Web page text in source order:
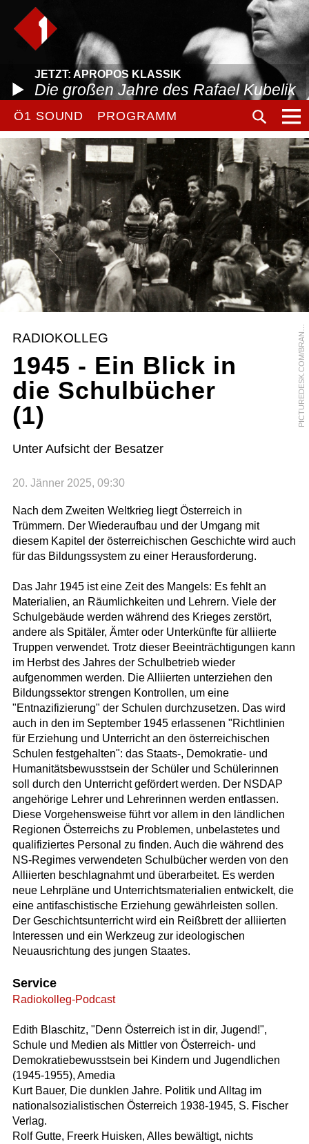
JETZT: APROPOS KLASSIK
Die großen Jahre des Rafael Kubelik
Ö1 SOUND PROGRAMM
P
I
C
T
U
R
E
D
E
S
K
.
C
O
M
/
B
R
A
N
D
S
T
A
E
T
T
E
R
I
M
A
G
E
S
/
V
O
T
A
V
A
RADIOKOLLEG
1945 - Ein Blick in
die Schulbücher
(1)
Unter Aufsicht der Besatzer
20. Jänner 2025, 09:30
Nach dem Zweiten Weltkrieg liegt Österreich in
Trümmern. Der Wiederaufbau und der Umgang mit
diesem Kapitel der österreichischen Geschichte wird auch
für das Bildungssystem zu einer Herausforderung.
Das Jahr 1945 ist eine Zeit des Mangels: Es fehlt an
Materialien, an Räumlichkeiten und Lehrern. Viele der
Schulgebäude werden während des Krieges zerstört,
andere als Spitäler, Ämter oder Unterkünfte für alliierte
Truppen verwendet. Trotz dieser Beeinträchtigungen kann
im Herbst des Jahres der Schulbetrieb wieder
aufgenommen werden. Die Alliierten unterziehen den
Bildungssektor strengen Kontrollen, um eine
"Entnazifizierung" der Schulen durchzusetzen. Das wird
auch in den im September 1945 erlassenen "Richtlinien
für Erziehung und Unterricht an den österreichischen
Schulen festgehalten": das Staats-, Demokratie- und
Humanitätsbewusstsein der Schüler und Schülerinnen
soll durch den Unterricht gefördert werden. Der NSDAP
angehörige Lehrer und Lehrerinnen werden entlassen.
Diese Vorgehensweise führt vor allem in den ländlichen
Regionen Österreichs zu Problemen, unbelastetes und
qualifiziertes Personal zu finden. Auch die während des
NS-Regimes verwendeten Schulbücher werden von den
Alliierten beschlagnahmt und überarbeitet. Es werden
neue Lehrpläne und Unterrichtsmaterialien entwickelt, die
eine antifaschistische Erziehung gewährleisten sollen.
Der Geschichtsunterricht wird ein Reißbrett der alliierten
Interessen und ein Werkzeug zur ideologischen
Neuausrichtung des jungen Staates.
Service
Radiokolleg-Podcast
Edith Blaschitz, "Denn Österreich ist in dir, Jugend!",
Schule und Medien als Mittler von Österreich- und
Demokratiebewusstsein bei Kindern und Jugendlichen
(1945-1955), Amedia
Kurt Bauer, Die dunklen Jahre. Politik und Alltag im
nationalsozialistischen Österreich 1938-1945, S. Fischer
Verlag.
Rolf Gutte, Freerk Huisken, Alles bewältigt, nichts